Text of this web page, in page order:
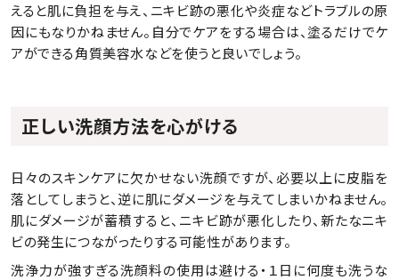
えると肌に負担を与え、ニキビ跡の悪化や炎症などトラブルの原
因にもなりかねません。自分でケアをする場合は、塗るだけでケ
アができる角質美容水などを使うと良いでしょう。
正しい洗顔方法を心がける
日々のスキンケアに欠かせない洗顔ですが、必要以上に皮脂を
落としてしまうと、逆に肌にダメージを与えてしまいかねません。
肌にダメージが蓄積すると、ニキビ跡が悪化したり、新たなニキ
ビの発生につながったりする可能性があります。
洗浄力が強すぎる洗顔料の使用は避ける・１日に何度も洗うな